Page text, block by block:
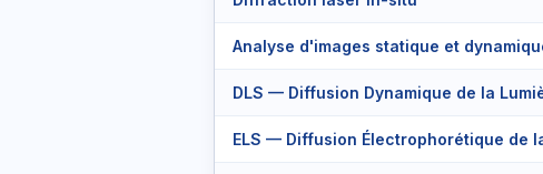
Analyse d'images statique et
DLS — Diffusion Dynamique de la
ELS — Diffusion Électrophorétique de